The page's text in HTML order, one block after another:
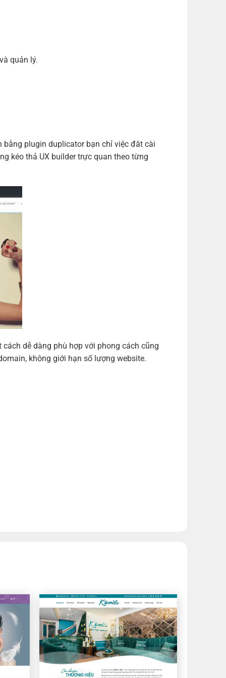
quản lý.
bằng plugin duplicator bạn chỉ việc đăt cài
kéo thả UX builder trực quan theo từng
dễ dàng phù hợp với phong cách cũng
không giới hạn số lượng website.